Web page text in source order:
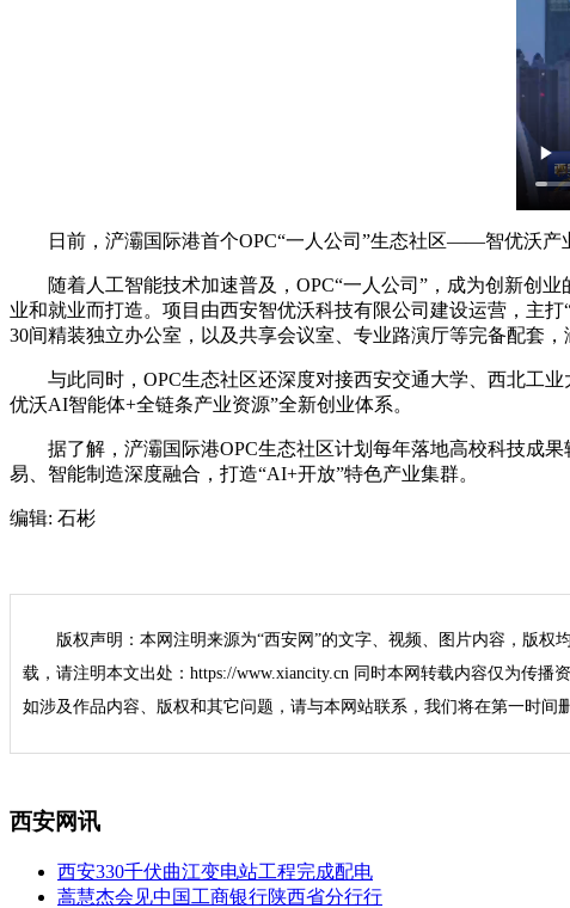
日前，浐灞国际港首个OPC“一人公司”生态社区——智优沃产业
随着人工智能技术加速普及，OPC“一人公司”，成为创新创业
业和就业而打造。项目由西安智优沃科技有限公司建设运营，主
30间精装独立办公室，以及共享会议室、专业路演厅等完备配套
与此同时，OPC生态社区还深度对接西安交通大学、西北工业
优沃AI智能体+全链条产业资源”全新创业体系。
据了解，浐灞国际港OPC生态社区计划每年落地高校科技成果
易、智能制造深度融合，打造“AI+开放”特色产业集群。
编辑: 石彬
版权声明：本网注明来源为“西安网”的文字、视频、图片内容，版权
载，请注明本文出处：https://www.xiancity.cn 同时本网转载内容仅为传播
如涉及作品内容、版权和其它问题，请与本网站联系，我们将在第一时间
西安网讯
西安330千伏曲江变电站工程完成配电
蒿慧杰会见中国工商银行陕西省分行行